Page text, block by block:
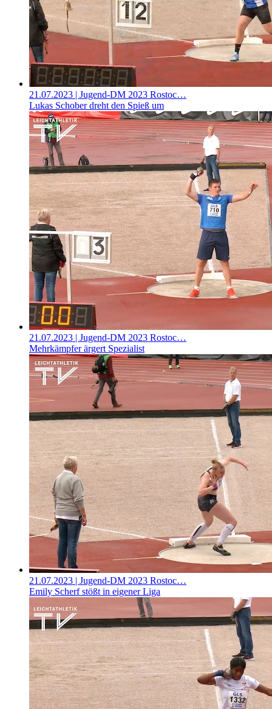
21.07.2023 | Jugend-DM 2023 Rostoc…
Lukas Schober dreht den Spieß um
21.07.2023 | Jugend-DM 2023 Rostoc…
Mehrkämpfer ärgert Spezialist
21.07.2023 | Jugend-DM 2023 Rostoc…
Emily Scherf stößt in eigener Liga